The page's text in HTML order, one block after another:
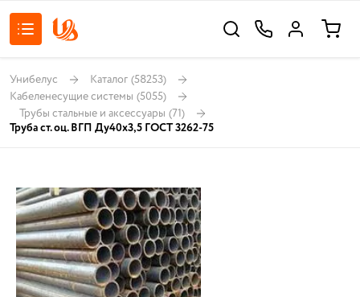
Унибелус Каталог (58253)
Кабеленесущие системы (5055)
Трубы стальные и аксессуары (71)
Труба ст. оц. ВГП Ду40х3,5 ГОСТ 3262-75